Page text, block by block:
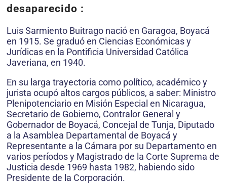
desaparecido :
Luis Sarmiento Buitrago nació en Garagoa, Boyacá
en 1915. Se graduó en Ciencias Económicas y
Jurídicas en la Pontificia Universidad Católica
Javeriana, en 1940.
En su larga trayectoria como político, académico y
jurista ocupó altos cargos públicos, a saber: Ministro
Plenipotenciario en Misión Especial en Nicaragua,
Secretario de Gobierno, Contralor General y
Gobernador de Boyacá, Concejal de Tunja, Diputado
a la Asamblea Departamental de Boyacá y
Representante a la Cámara por su Departamento en
varios períodos y Magistrado de la Corte Suprema de
Justicia desde 1969 hasta 1982, habiendo sido
Presidente de la Corporación.